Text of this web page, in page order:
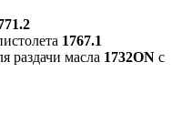
1767.1
раздачи масла 1732ON с